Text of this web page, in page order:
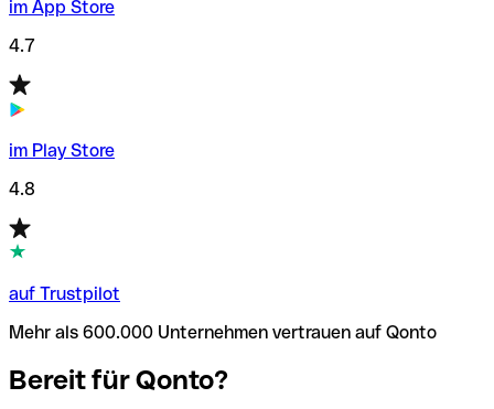
im App Store
4.7
im Play Store
4.8
auf Trustpilot
Mehr als 600.000 Unternehmen vertrauen auf Qonto
Bereit für Qonto?